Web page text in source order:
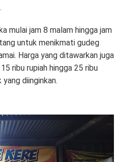
mulai jam 8 malam hingga jam
untuk menikmati gudeg
Harga yang ditawarkan juga
ribu rupiah hingga 25 ribu
diinginkan.